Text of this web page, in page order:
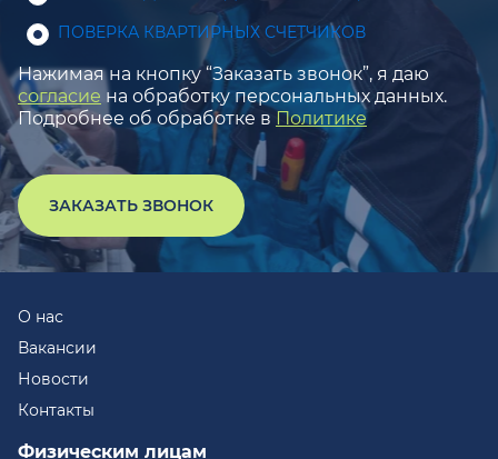
ПОВЕРКА КВАРТИРНЫХ СЧЕТЧИКОВ
Нажимая на кнопку “Заказать звонок”, я даю
согласие на обработку персональных данных.
Подробнее об обработке в Политике
ЗАКАЗАТЬ ЗВОНОК
О нас
Вакансии
Новости
Контакты
Физическим лицам